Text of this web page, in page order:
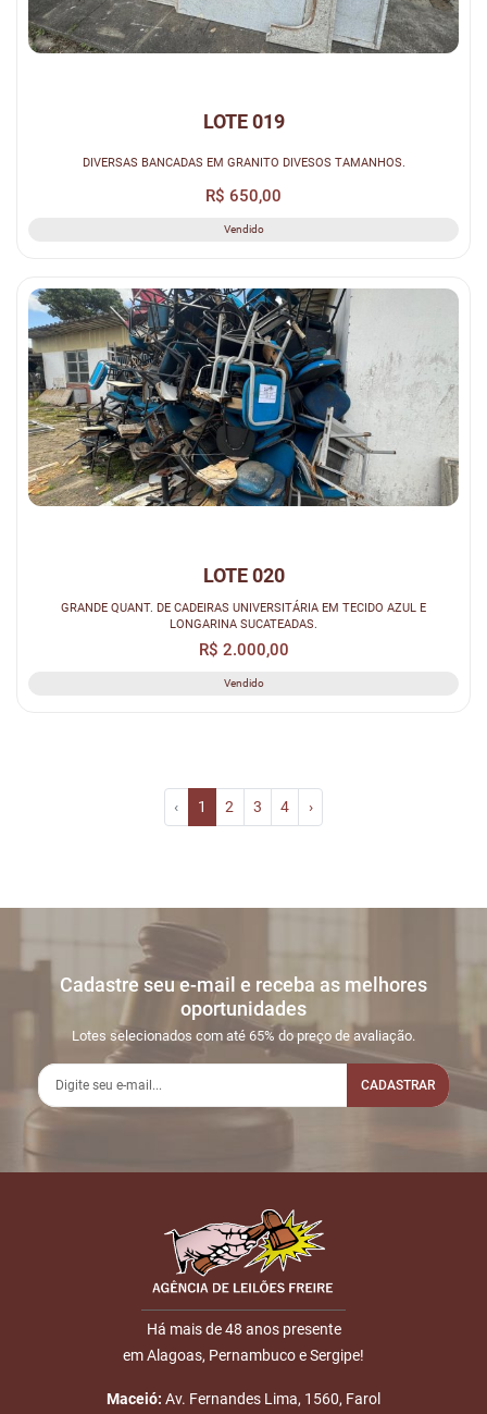
LOTE 019
DIVERSAS BANCADAS EM GRANITO DIVESOS TAMANHOS.
R$ 650,00
Vendido
LOTE 020
GRANDE QUANT. DE CADEIRAS UNIVERSITÁRIA EM TECIDO AZUL E
LONGARINA SUCATEADAS.
R$ 2.000,00
Vendido
‹ 1 2 3 4 ›
Cadastre seu e-mail e receba as melhores
oportunidades
Lotes selecionados com até 65% do preço de avaliação.
CADASTRAR
Há mais de 48 anos presente
em Alagoas, Pernambuco e Sergipe!
Maceió: Av. Fernandes Lima, 1560, Farol